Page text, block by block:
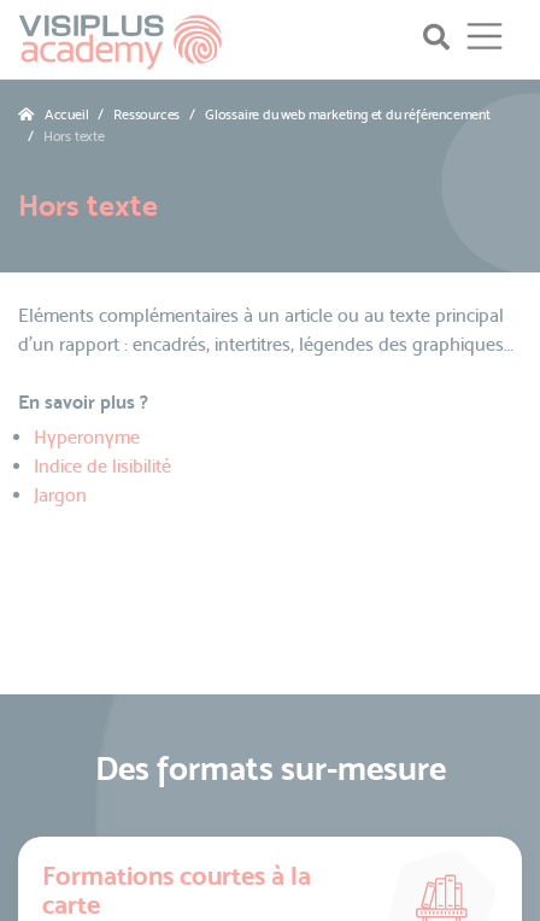
Accueil Ressources
Glossaire du web marketing et du référencement
Hors texte
Hors texte
Eléments complémentaires à un article ou au texte principal
d’un rapport : encadrés, intertitres, légendes des graphiques…
En savoir plus ?
Hyperonyme
Indice de lisibilité
Jargon
Des formats sur-mesure
Formations courtes à la
carte